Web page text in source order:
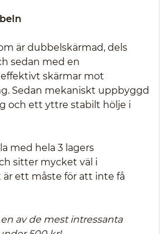
är dubbelskärmad, dels
sedan med en
skärmar mot
Sedan mekaniskt uppbyggd
och ett yttre stabilt hölje i
med hela 3 lagers
sitter mycket väl i
ett måste för att inte få
av de mest intressanta